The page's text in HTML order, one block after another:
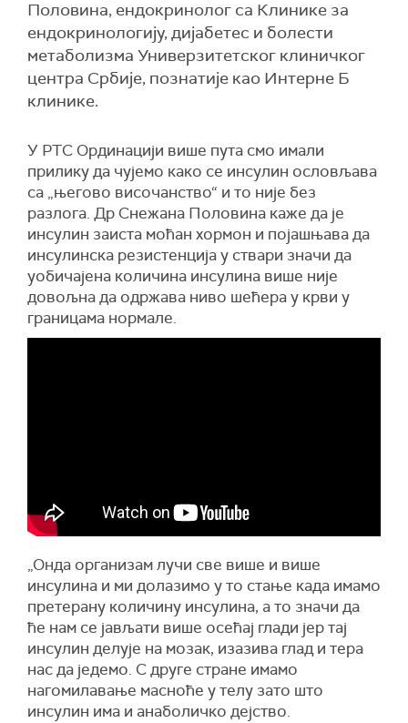
Половина, ендокринолог са Клинике за
ендокринологију, дијабетес и болести
метаболизма Универзитетског клиничког
центра Србије, познатије као Интерне Б
клинике.
У РТС Ординацији више пута смо имали
прилику да чујемо како се инсулин ословљава
са „његово височанство“ и то није без
разлога. Др Снежана Половина каже да је
инсулин заиста моћан хормон и појашњава да
инсулинска резистенција у ствари значи да
уобичајена количина инсулина више није
довољна да одржава ниво шећера у крви у
границама нормале.
„Онда организам лучи све више и више
инсулина и ми долазимо у то стање када имамо
претерану количину инсулина, а то значи да
ће нам се јављати више осећај глади јер тај
инсулин делује на мозак, изазива глад и тера
нас да једемо. С друге стране имамо
нагомилавање масноће у телу зато што
инсулин има и анаболичко дејство.